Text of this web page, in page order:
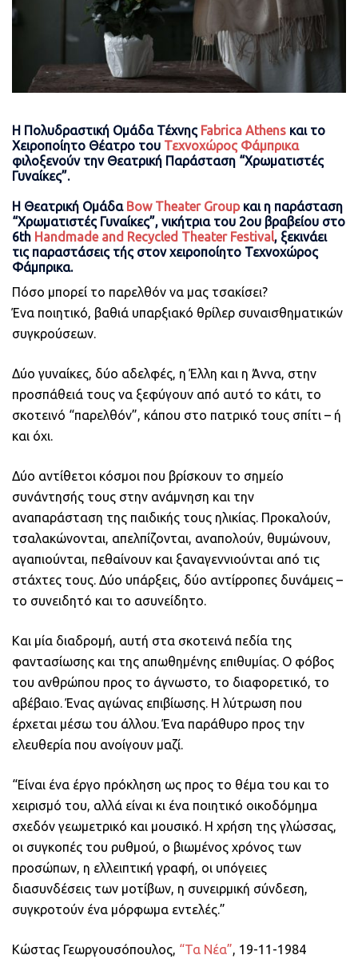
Η Πολυδραστική Ομάδα Τέχνης Fabrica Athens και το
Χειροποίητο Θέατρο του Τεχνοχώρος Φάμπρικα
φιλοξενούν την Θεατρική Παράσταση “Χρωματιστές
Γυναίκες”.
Η Θεατρική Ομάδα Bow Theater Groupκαι η παράσταση
“Χρωματιστές Γυναίκες”, νικήτρια του 2ου βραβείου στο
6th Handmade and Recycled Theater Festival, ξεκινάει
τις παραστάσεις τής στον χειροποίητο Τεχνοχώρος
Φάμπρικα.
Πόσο μπορεί το παρελθόν να μας τσακίσει?
Ένα ποιητικό, βαθιά υπαρξιακό θρίλερ συναισθηματικών
συγκρούσεων.
Δύο γυναίκες, δύο αδελφές, η Έλλη και η Άννα, στην
προσπάθειά τους να ξεφύγουν από αυτό το κάτι, το
σκοτεινό “παρελθόν”, κάπου στο πατρικό τους σπίτι – ή
και όχι.
Δύο αντίθετοι κόσμοι που βρίσκουν το σημείο
συνάντησής τους στην ανάμνηση και την
αναπαράσταση της παιδικής τους ηλικίας. Προκαλούν,
τσαλακώνονται, απελπίζονται, αναπολούν, θυμώνουν,
αγαπιούνται, πεθαίνουν και ξαναγεννιούνται από τις
στάχτες τους. Δύο υπάρξεις, δύο αντίρροπες δυνάμεις –
το συνειδητό και το ασυνείδητο.
Και μία διαδρομή, αυτή στα σκοτεινά πεδία της
φαντασίωσης και της απωθημένης επιθυμίας. Ο φόβος
του ανθρώπου προς το άγνωστο, το διαφορετικό, το
αβέβαιο. Ένας αγώνας επιβίωσης. Η λύτρωση που
έρχεται μέσω του άλλου. Ένα παράθυρο προς την
ελευθερία που ανοίγουν μαζί.
“Είναι ένα έργο πρόκληση ως προς το θέμα του και το
χειρισμό του, αλλά είναι κι ένα ποιητικό οικοδόμημα
σχεδόν γεωμετρικό και μουσικό. Η χρήση της γλώσσας,
οι συγκοπές του ρυθμού, ο βιωμένος χρόνος των
προσώπων, η ελλειπτική γραφή, οι υπόγειες
διασυνδέσεις των μοτίβων, η συνειρμική σύνδεση,
συγκροτούν ένα μόρφωμα εντελές.”
Κώστας Γεωργουσόπουλος, “Τα Νέα”, 19-11-1984